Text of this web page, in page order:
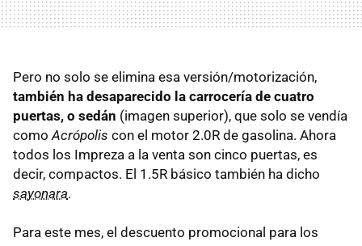
Pero no solo se elimina esa versión/motorización,
también ha desaparecido la carrocería de cuatro
puertas, o sedán (imagen superior), que solo se vendía
comoAcrópolis con el motor 2.0R de gasolina. Ahora
todos los Impreza a la venta son cinco puertas, es
decir, compactos. El 1.5R básico también ha dicho
sayonara.
Para este mes, el descuento promocional para los